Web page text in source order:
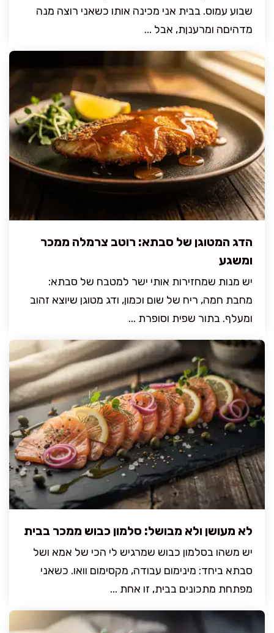
שבוע עמוס. בבית אני מכינה אותו כשאני רוצה מנה
מדהיםה ומרענןת, אבל ...
הדג המטוגן של סבתא: רוטב צרמלה ממכר
ומשגע
יש מנות שמחזירות אותי ישר למטבח של סבתא:
מחבת חמה, ריח של שום וכמון, ודג מטוגן שיוצא זהוב
ומעלף. בתור שפית וסופרת ...
לא מעושן ולא מבושל: סלמון כבוש ממכר בבית
יש משהו בסלמון כבוש שמרגיש לי הכי של אמא ושל
סבתא ביחד: מינימום עבודה, מקסימום וואו. כשאני
מפתחת מתכונים בבית, זו אחת ...